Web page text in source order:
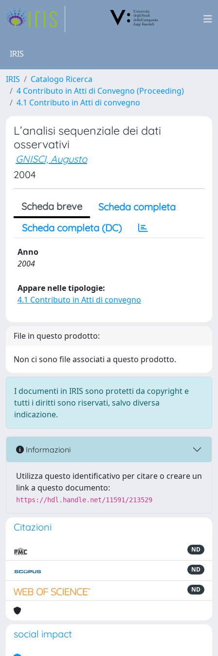
IRIS
IRIS
Catalogo Ricerca
4 Contributo in Atti di Convegno (Proceeding)
4.1 Contributo in Atti di convegno
L’analisi sequenziale dei dati
osservativi
GNISCI, Augusto
2004
Scheda breve
Scheda completa
Scheda completa (DC)
Anno
2004
Appare nelle tipologie:
4.1 Contributo in Atti di convegno
File in questo prodotto:
Non ci sono file associati a questo prodotto.
I documenti in IRIS sono protetti da copyright e
tutti i diritti sono riservati, salvo diversa
indicazione.
Informazioni
Utilizza questo identificativo per citare o creare un
link a questo documento:
https://hdl.handle.net/11591/213529
Citazioni
ND
ND
ND
social impact